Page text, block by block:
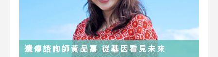
遺傳諮詢師黃品嘉 從基因看見未來